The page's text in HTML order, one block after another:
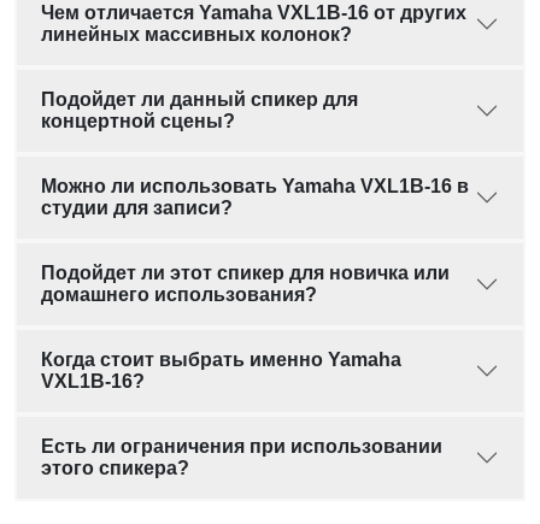
Чем отличается Yamaha VXL1B-16 от других
линейных массивных колонок?
Подойдет ли данный спикер для
концертной сцены?
Можно ли использовать Yamaha VXL1B-16 в
студии для записи?
Подойдет ли этот спикер для новичка или
домашнего использования?
Когда стоит выбрать именно Yamaha
VXL1B-16?
Есть ли ограничения при использовании
этого спикера?